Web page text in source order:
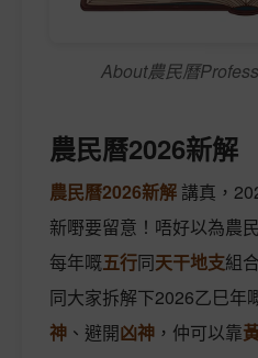
About農民曆
農民曆2026新解
農民曆2026新解 講真，
新嘢要留意！唔好以為農
每年嘅五行同天干地支組
同大家拆解下2026乙巳年
神 、避開凶神 ，仲可以靠